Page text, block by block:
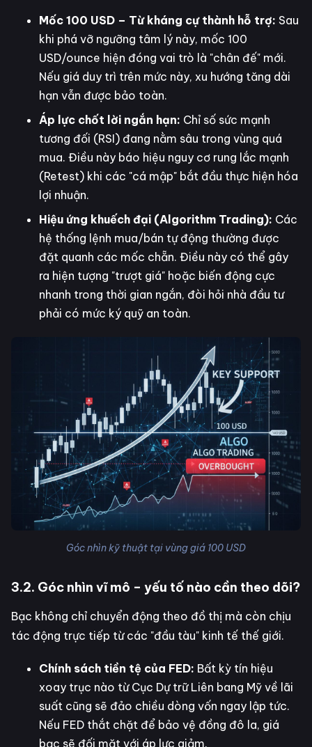
Mốc 100 USD – Từ kháng cự thành hỗ trợ: Sau
khi phá vỡ ngưỡng tâm lý này, mốc 100
USD/ounce hiện đóng vai trò là "chân đế" mới.
Nếu giá duy trì trên mức này, xu hướng tăng dài
hạn vẫn được bảo toàn.
Áp lực chốt lời ngắn hạn: Chỉ số sức mạnh
tương đối (RSI) đang nằm sâu trong vùng quá
mua. Điều này báo hiệu nguy cơ rung lắc mạnh
(Retest) khi các "cá mập" bắt đầu thực hiện hóa
lợi nhuận.
Hiệu ứng khuếch đại (Algorithm Trading): Các
hệ thống lệnh mua/bán tự động thường được
đặt quanh các mốc chẵn. Điều này có thể gây
ra hiện tượng "trượt giá" hoặc biến động cực
nhanh trong thời gian ngắn, đòi hỏi nhà đầu tư
phải có mức ký quỹ an toàn.
Góc nhìn kỹ thuật tại vùng giá 100 USD
3.2. Góc nhìn vĩ mô – yếu tố nào cần theo dõi?
Bạc không chỉ chuyển động theo đồ thị mà còn chịu
tác động trực tiếp từ các "đầu tàu" kinh tế thế giới.
Chính sách tiền tệ của FED: Bất kỳ tín hiệu
xoay trục nào từ Cục Dự trữ Liên bang Mỹ về lãi
suất cũng sẽ đảo chiều dòng vốn ngay lập tức.
Nếu FED thắt chặt để bảo vệ đồng đô la, giá
bạc sẽ đối mặt với áp lực giảm.